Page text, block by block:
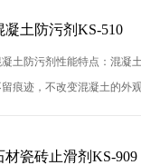
凝土防污剂KS-510
土防污剂性能特点：混凝
痕迹，不改变混凝土的外
材瓷砖止滑剂KS-909